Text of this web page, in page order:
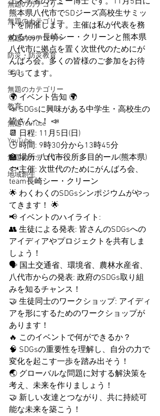
無題のカテゴリー
無題のカテゴリー
無題のカテゴリー
防災・防災教育
SDGs
無題のカテゴリー
教育
無題YouTube
YouTube
無題のカテゴリー
地域創生
熊本県八代市でSDジーズ高校生サミッ
トを開催します。主催は私が代表を務
めるteam長崎シー・クリーンと熊本県
八代市に拠点を置く次世代のためにが
んばろ会。多くの皆様のご参加をお待
ちしてます。
🌍 イベント告知 🌍
📣 SDGsに興味がある中学生・高校生の
皆さんへ！ 📣
📆 日程: 11月5日(日)
🕒 時間: 9時30分から13時45分
🏫 場所: 八代市役所多目的ール(熊本県)
🐟主催: 次世代のためにがんばろ会、
team長崎シー・クリーン
🌟 わくわくのSDGsシンポジウムがやっ
てきます！ 🌟
📢 イベントのハイライト:
👥 生徒による発表: 皆さんのSDGsへの
アイディアやプロジェクトを共有しま
しょう！
🗣️ 国土交通省、環境省、農林水産省、
八代市からの発表: 政府のSDGs取り組
みを知るチャンス！
🤝 生徒同士のワークショップ: アイディ
アを形にするためのワークショップが
あります！
🔥 このイベントで何ができるか？
🧠 SDGsの重要性を理解し、自分の力で
変化を起こす一歩を踏み出そう！
🌏 グローバルな問題に対する解決策を
考え、未来を作りましょう！
🤝 新しい友達とつながり、共に持続可
能な未来を築こう！